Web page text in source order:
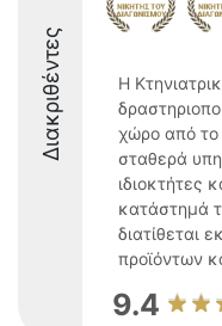
Διακριθέντες
Η
χώρο από
σταθερά
ιδιοκτήτες
κατάστημά
διατίθεται
προϊόντων
9.4